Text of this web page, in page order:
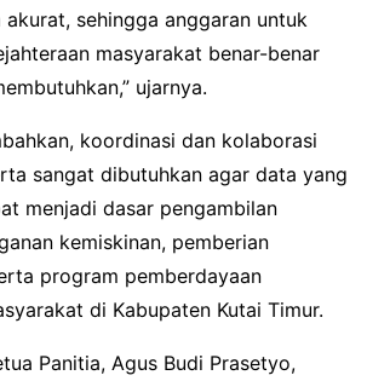
sehingga anggaran untuk
masyarakat benar-benar
ujarnya.
koordinasi dan kolaborasi
sangat dibutuhkan agar data yang
menjadi dasar pengambilan
kemiskinan, pemberian
program pemberdayaan
di Kabupaten Kutai Timur.
Panitia, Agus Budi Prasetyo,